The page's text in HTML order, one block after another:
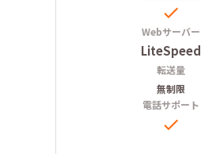

Webサーバー
LiteSpeed
転送量
無制限
電話サポート
